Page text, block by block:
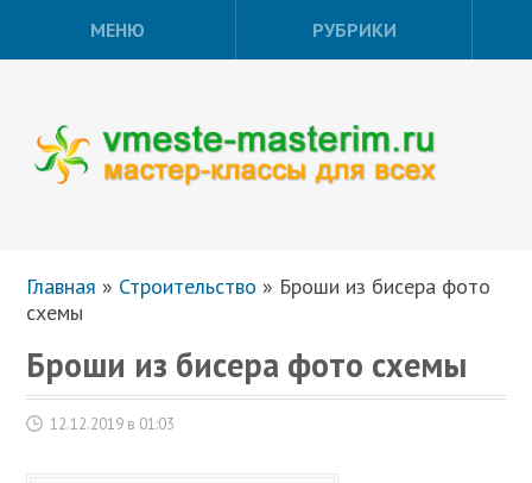
МЕНЮ РУБРИКИ
Главная » Строительство » Броши из бисера фото
схемы
Броши из бисера фото схемы
12.12.2019 в 01:03